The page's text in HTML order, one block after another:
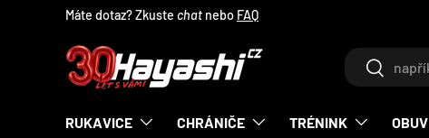
Máte dotaz? Zkuste chat nebo FAQ
HledatHledat
RUKAVICE CHRÁNIČE TRÉNINK OBUV